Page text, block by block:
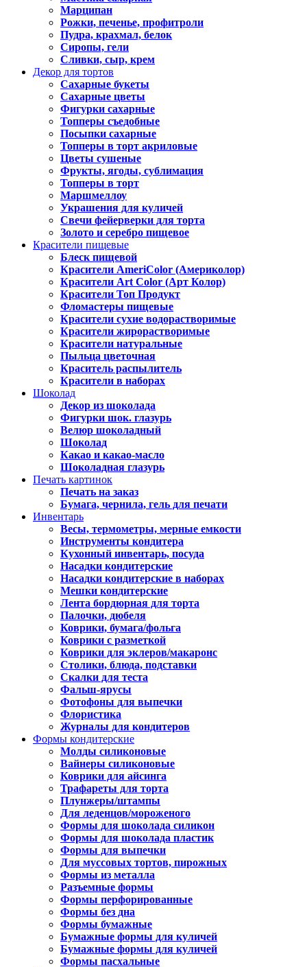
Марципан
Рожки, печенье, профитроли
Пудра, крахмал, белок
Сиропы, гели
Сливки, сыр, крем
Декор для тортов
Сахарные букеты
Сахарные цветы
Фигурки сахарные
Топперы съедобные
Посыпки сахарные
Топперы в торт акриловые
Цветы сушеные
Фрукты, ягоды, сублимация
Топперы в торт
Маршмеллоу
Украшения для куличей
Свечи фейерверки для торта
Золото и серебро пищевое
Красители пищевые
Блеск пищевой
Красители AmeriColor (Америколор)
Красители Art Color (Арт Колор)
Красители Топ Продукт
Фломастеры пищевые
Красители сухие водорастворимые
Красители жирорастворимые
Красители натуральные
Пыльца цветочная
Краситель распылитель
Красители в наборах
Шоколад
Декор из шоколада
Фигурки шок. глазурь
Велюр шоколадный
Шоколад
Какао и какао-масло
Шоколадная глазурь
Печать картинок
Печать на заказ
Бумага, чернила, гель для печати
Инвентарь
Весы, термометры, мерные емкости
Инструменты кондитера
Кухонный инвентарь, посуда
Насадки кондитерские
Насадки кондитерские в наборах
Мешки кондитерские
Лента бордюрная для торта
Палочки, дюбеля
Коврики, бумага/фольга
Коврики с разметкой
Коврики для эклеров/макаронс
Столики, блюда, подставки
Скалки для теста
Фальш-ярусы
Фотофоны для выпечки
Флористика
Журналы для кондитеров
Формы кондитерские
Молды силиконовые
Вайнеры силиконовые
Коврики для айсинга
Трафареты для торта
Плунжеры/штампы
Для леденцов/мороженого
Формы для шоколада силикон
Формы для шоколада пластик
Формы для выпечки
Для муссовых тортов, пирожных
Формы из металла
Разъемные формы
Формы перфорированные
Формы без дна
Формы бумажные
Бумажные формы для куличей
Бумажные формы для куличей
Формы пасхальные